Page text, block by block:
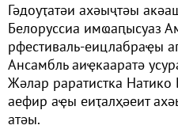
Гәдоуҭатәи ахәыҷтәы
Белоруссиа имҩаԥысуаз
рфестиваль-еицлабраҿы
Ансамбль аиҿкааратә
Жәлар раратистка
аефир аҿы еиҭалҳәеит
атәы.